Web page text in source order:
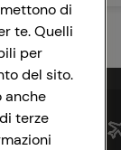
di
te. Quelli
per
del sito.
anche
terze